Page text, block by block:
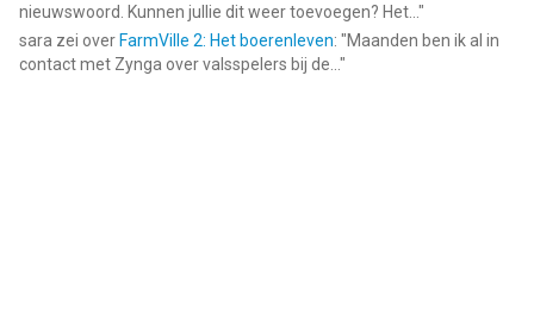
nieuwswoord. Kunnen jullie dit weer toevoegen? Het... "
sara zei over FarmVille 2: Het boerenleven: "Maanden ben ik al in
contact met Zynga over valsspelers bij de... "